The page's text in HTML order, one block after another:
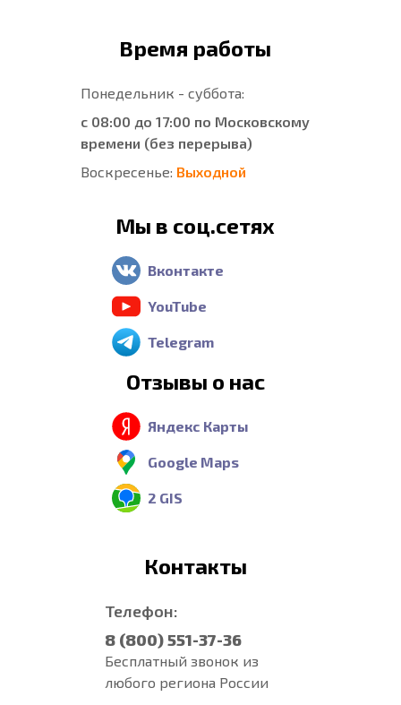
Время работы
Понедельник - суббота:
с 08:00 до 17:00 по Московскому
времени (без перерыва)
Воскресенье: Выходной
Мы в соц.сетях
Вконтакте
YouTube
Telegram
Отзывы о нас
Яндекс Карты
Google Maps
2 GIS
Контакты
Телефон:
8 (800) 551-37-36
Бесплатный звонок из
любого региона России